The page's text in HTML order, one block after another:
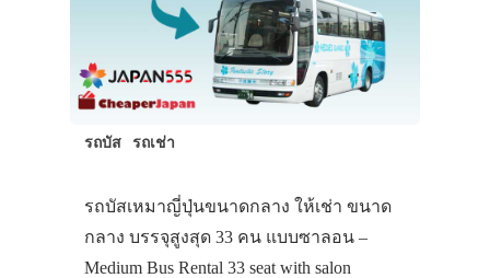
รถบัส รถเช่า
รถบัสเหมาญี่ปุ่นขนาดกลาง ให้เช่า ขนาด
กลาง บรรจุสูงสุด 33 คน แบบซาลอน –
Medium Bus Rental 33 seat with salon